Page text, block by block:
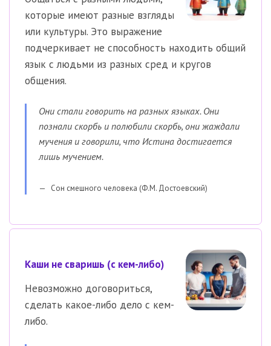
которые имеют разные взгляды
или культуры. Это выражение
подчеркивает не способность находить общий
язык с людьми из разных сред и кругов
общения.
Они стали говорить на разных языках. Они
познали скорбь и полюбили скорбь, они жаждали
мучения и говорили, что Истина достигается
лишь мучением.
Сон смешного человека (Ф.М. Достоевский)
Каши не сваришь (с кем-либо)
Невозможно договориться,
сделать какое-либо дело с кем-
либо.